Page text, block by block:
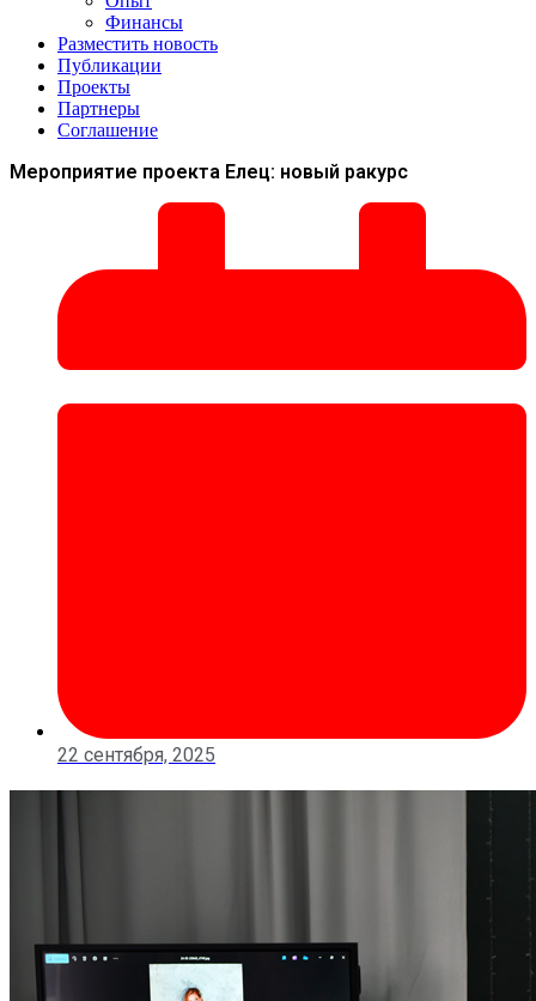
Финансы
Разместить новость
Публикации
Проекты
Партнеры
Соглашение
Мероприятие проекта Елец: новый ракурс
22 сентября, 2025